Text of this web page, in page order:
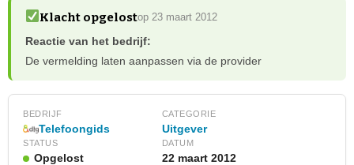
Klacht opgelostop 23 maart 2012
Reactie van het bedrijf:
De vermelding laten aanpassen via de provider
BEDRIJF
Telefoongids
CATEGORIE
Uitgever
STATUS
Opgelost
DATUM
22 maart 2012